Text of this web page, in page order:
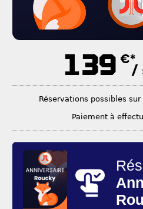
139€*
/
Réservations possibles
Paiement à